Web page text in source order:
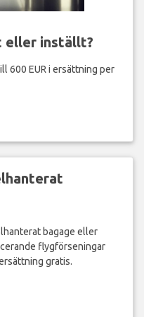
eller inställt?
600 EUR i ersättning per
bagage eller
flygförseningar
gratis.